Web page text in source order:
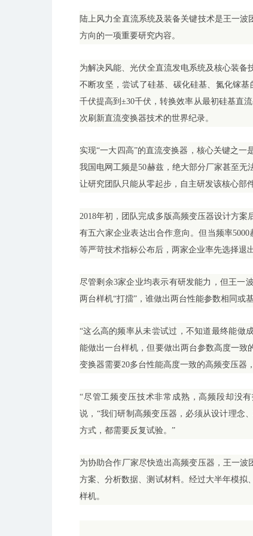
陆上风力全直流系统及装备关键技术是王一
方向的一项重要研究内容。
为解决风能、光伏全直流发电系统及核心装备
不断攻坚，尝试了硅基、碳化硅基、氮化镓
千伏提高到±30千伏，转换效率从最初硅基直
次刷新直流变换器技术的世界纪录。
实现“一大四高”的直流变换器，核心关键之一
我国电网工频是50赫兹，绝大部分厂家甚至无
让研究团队只能从零起步，自主研发该核心部
2018年初，团队完成多版高频变压器设计方案
有五六家企业表达出合作意向。但当频率
等严苛技术指标公布后，两家企业率先选择退出
尽管剩余3家企业均表示有研发能力，但王一
两台样机“打擂”，谁做出两台性能参数相同或
“这么高的频率从未尝试过，不知道最终能做
能做出一台样机，但要做出两台参数高度一
变换器需要20多台性能高度一致的高频变压器
“尽管工频变压技术非常成熟，高频段却没
说，“我们研制高频变压器，必须从设计理念
方式，都需要反复试验。”
为协助合作厂家尽快造出高频变压器，王一波
方案、分析数据、测试材料。经过大半年模拟
样机。